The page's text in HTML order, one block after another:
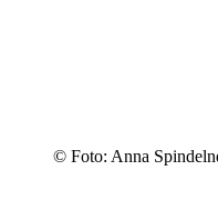
© Foto: Anna